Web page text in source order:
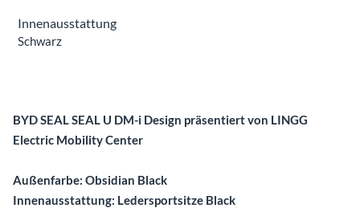
Innenausstattung
Schwarz
BYD SEAL SEAL U DM-i Design präsentiert von LINGG
Electric Mobility Center
Außenfarbe: Obsidian Black
Innenausstattung: Ledersportsitze Black